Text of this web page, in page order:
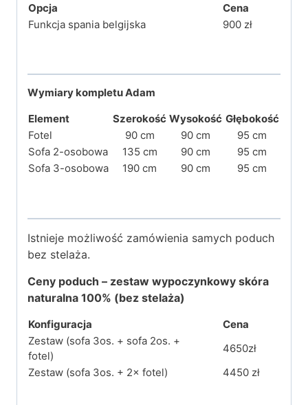
Opcja
Cena
Funkcja spania belgijska
900 zł
Wymiary kompletu Adam
Element
Szerokość Wysokość Głębokość
Fotel
90 cm 90 cm
95 cm
Sofa 2-osobowa
135 cm 90 cm
95 cm
Sofa 3-osobowa
190 cm 90 cm 95 cm
Istnieje możliwość zamówienia samych poduch
bez stelaża.
Ceny poduch – zestaw wypoczynkowy skóra
naturalna 100% (bez stelaża)
Konfiguracja
Cena
Zestaw (sofa 3os. + sofa 2os. +
fotel)
4650zł
Zestaw (sofa 3os. + 2× fotel)
4450 zł